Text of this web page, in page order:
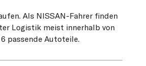
Als NISSAN-Fahrer finden
Logistik meist innerhalb von
6 passende Autoteile.